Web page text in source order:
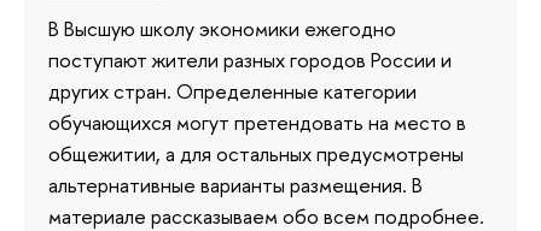
В Высшую школу экономики ежегодно
поступают жители разных городов России и
других стран. Определенные категории
обучающихся могут претендовать на место в
общежитии, а для остальных предусмотрены
альтернативные варианты размещения. В
материале рассказываем обо всем подробнее.